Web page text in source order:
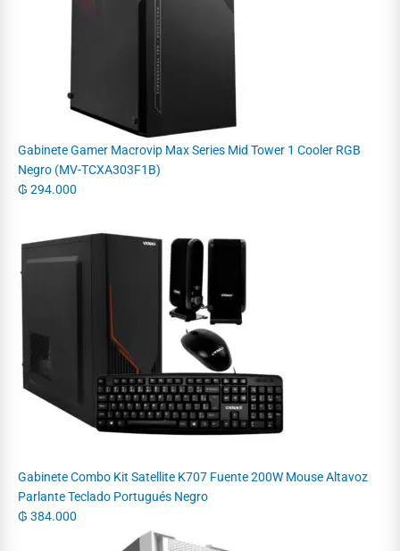
Gabinete Gamer Macrovip Max Series Mid Tower 1 Cooler RGB
Negro (MV-TCXA303F1B)
₲ 294.000
Gabinete Combo Kit Satellite K707 Fuente 200W Mouse Altavoz
Parlante Teclado Portugués Negro
₲ 384.000